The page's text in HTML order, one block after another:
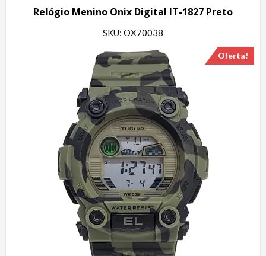
Relógio Menino Onix Digital IT-1827 Preto
SKU: OX70038
Oferta!